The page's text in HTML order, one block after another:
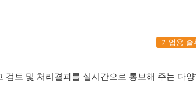
기업용 솔
토 및 처리결과를 실시간으로 통보해 주는 다